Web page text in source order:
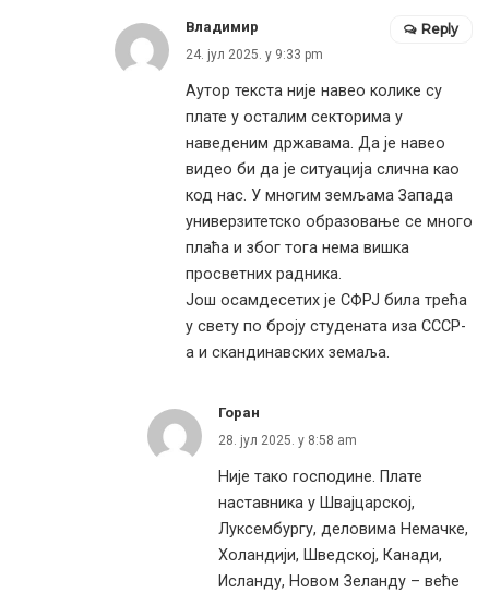
Владимир
24. јул 2025. у 9:33 pm
Аутор текста није навео колике су
плате у осталим секторима у
наведеним државама. Да је навео
видео би да је ситуација слична као
код нас. У многим земљама Запада
универзитетско образовање се много
плаћа и због тога нема вишка
просветних радника.
Још осамдесетих је СФРЈ била трећа
у свету по броју студената иза СССР-
а и скандинавских земаља.
Reply
Горан
28. јул 2025. у 8:58 am
Није тако господине. Плате
наставника у Швајцарској,
Луксембургу, деловима Немачке,
Холандији, Шведској, Канади,
Исланду, Новом Зеланду – веће